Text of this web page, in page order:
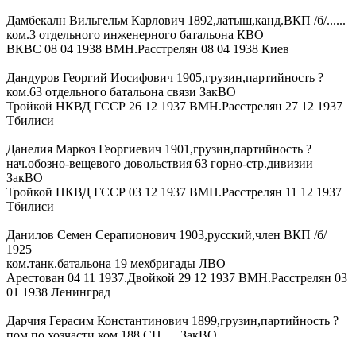
Дамбекалн Вильгельм Карлович 1892,латыш,канд.ВКП /б/......
ком.3 отдельного инженерного батальона КВО
ВКВС 08 04 1938 ВМН.Расстрелян 08 04 1938 Киев
Дандуров Георгий Иосифович 1905,грузин,партийность ?
ком.63 отдельного батальона связи ЗакВО
Тройкой НКВД ГССР 26 12 1937 ВМН.Расстрелян 27 12 1937
Тбилиси
Данелия Маркоз Георгиевич 1901,грузин,партийность ?
нач.обозно-вещевого довольствия 63 горно-стр.дивизии
ЗакВО
Тройкой НКВД ГССР 03 12 1937 ВМН.Расстрелян 11 12 1937
Тбилиси
Данилов Семен Серапионович 1903,русский,член ВКП /б/
1925
ком.танк.батальона 19 мехбригады ЛВО
Арестован 04 11 1937.Двойкой 29 12 1937 ВМН.Расстрелян 03
01 1938 Ленинград
Дарчия Герасим Константинович 1899,грузин,партийность ?